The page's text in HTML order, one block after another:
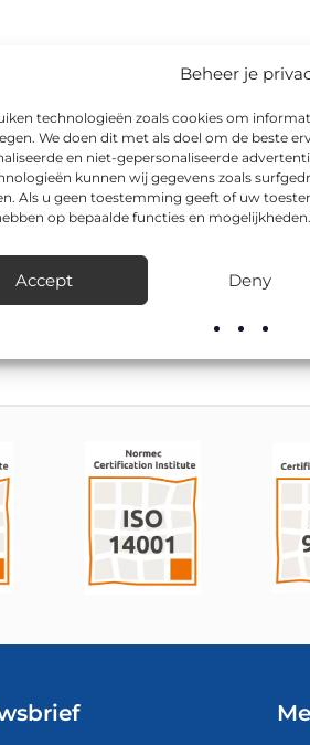
Beheer je
technologieën zoals cookies om
We doen dit met als doel om de beste
en niet-gepersonaliseerde
kunnen wij gegevens zoals
Als u geen toestemming geeft of uw
op bepaalde functies en mogelijkheden.
Accept Deny
van Via van Dalen en is als
zowel overdag als ’s nachts.
de afmetingen Ø 600mm, Ø
in woonwijken en bij tijdelijke
leverbaar, inclusief advies over